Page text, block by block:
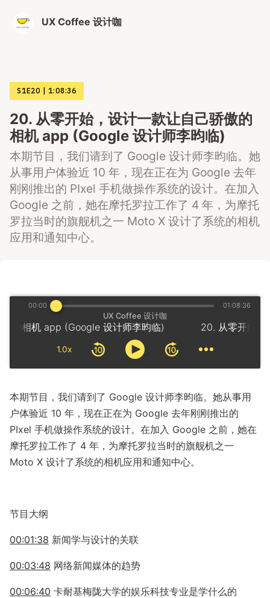
UX Coffee 设计咖
S1E20 1:08:36
20. 从零开始，设计一款让自己骄傲的
相机 app (Google 设计师李昀临)
本期节目，我们请到了 Google 设计师李昀临。她
从事用户体验近 10 年，现在正在为 Google 去年
刚刚推出的 PIxel 手机做操作系统的设计。在加入
Google 之前，她在摩托罗拉工作了 4 年，为摩托
罗拉当时的旗舰机之一 Moto X 设计了系统的相机
应用和通知中心。
UX Coffee 设计咖
的相机 app (Google 设计师李昀临)
1.0x
00:00 01:08:36
本期节目，我们请到了 Google 设计师李昀临。她从事用
户体验近 10 年，现在正在为 Google 去年刚刚推出的
PIxel 手机做操作系统的设计。在加入 Google 之前，她在
摩托罗拉工作了 4 年，为摩托罗拉当时的旗舰机之一
Moto X 设计了系统的相机应用和通知中心。
节目大纲
00:01:38 新闻学与设计的关联
00:03:48 网络新闻媒体的趋势
00:06:40 卡耐基梅陇大学的娱乐科技专业是学什么的